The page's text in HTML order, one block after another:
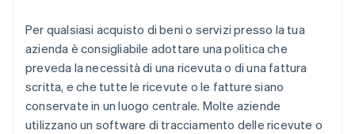
Per qualsiasi acquisto di beni o servizi presso la tua
azienda è consigliabile adottare una politica che
preveda la necessità di una ricevuta o di una fattura
scritta, e che tutte le ricevute o le fatture siano
conservate in un luogo centrale. Molte aziende
utilizzano un software di tracciamento delle ricevute o